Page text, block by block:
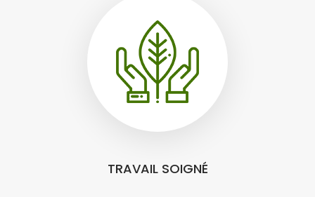
TRAVAIL SOIGNÉ